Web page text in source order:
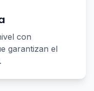
con
garantizan el